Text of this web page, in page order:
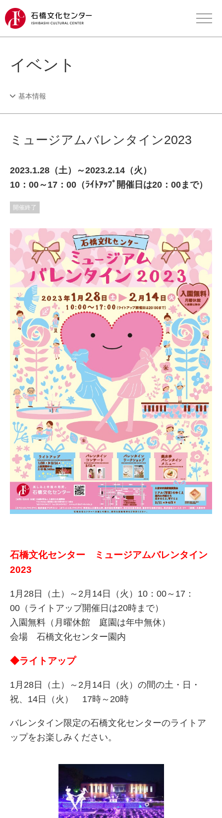
イベント
基本情報
ミュージアムバレンタイン2023
2023.1.28（土）～2023.2.14（火）
10：00～17：00（ﾗｲﾄｱｯﾌﾟ開催日は20：00まで）
開催終了
石橋文化センター ミュージアムバレンタイン
2023
1月28日（土）～2月14日（火）10：00～17：
00（ライトアップ開催日は20時まで）
入園無料（月曜休館 庭園は年中無休）
会場 石橋文化センター園内
◆ライトアップ
1月28日（土）～2月14日（火）の間の土・日・
祝、14日（火） 17時～20時
バレンタイン限定の石橋文化センターのライトア
ップをお楽しみください。